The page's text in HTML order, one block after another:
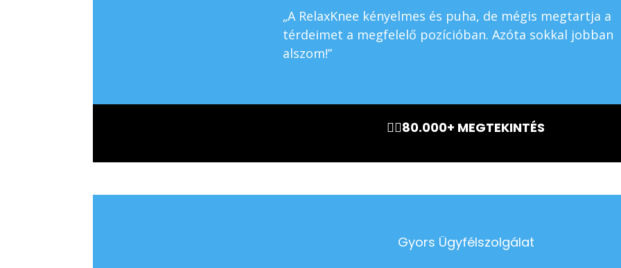
„A RelaxKnee kényelmes és puha, de mégis megtartja a
térdeimet a megfelelő pozícióban. Azóta sokkal jobban
alszom!”
🏃‍♂️80.000+ MEGTEKINTÉS
Gyors Ügyfélszolgálat